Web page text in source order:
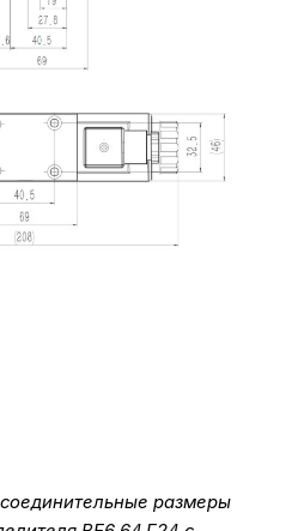
размеры